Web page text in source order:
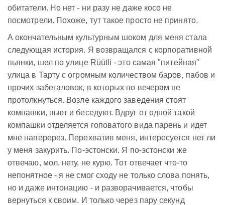
обитатели. Но нет - ни разу не даже косо не
посмотрели. Похоже, тут такое просто не принято.
А окончательным культурным шоком для меня стала
следующая история. Я возвращался с корпоративной
пьянки, шел по улице Rüütli - это самая "питейная"
улица в Тарту с огромным количеством баров, пабов и
прочих забегаловок, в которых по вечерам не
протолкнуться. Возле каждого заведения стоят
компашки, пьют и беседуют. Вдруг от одной такой
компашки отделяется гоповатого вида парень и идет
мне наперерез. Перехватив меня, интересуется нет ли
у меня закурить. По-эстонски. Я по-эстонски же
отвечаю, мол, нету, не курю. Тот отвечает что-то
непонятное - я не смог сходу не только слова понять,
но и даже интонацию - и разворачивается, чтобы
вернуться к своим. И только через пару секунд